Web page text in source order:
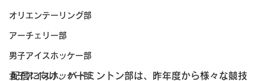
オリエンテーリング部
アーチェリー部
男子アイスホッケー部
女子アイスホッケー部
配信に向け、バドミントン部は、昨年度から様々な競技